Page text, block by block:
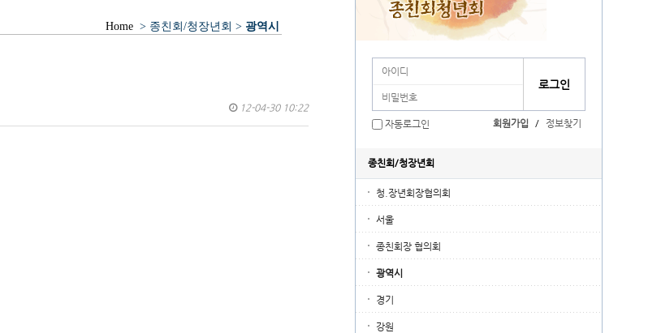
Home > 종친회/청장년회 > 광역시
12-04-30 10:22
자동로그인 회원가입 / 정보찾기
종친회/청장년회
청.장년회장협의회
서울
종친회장 협의회
광역시
경기
강원